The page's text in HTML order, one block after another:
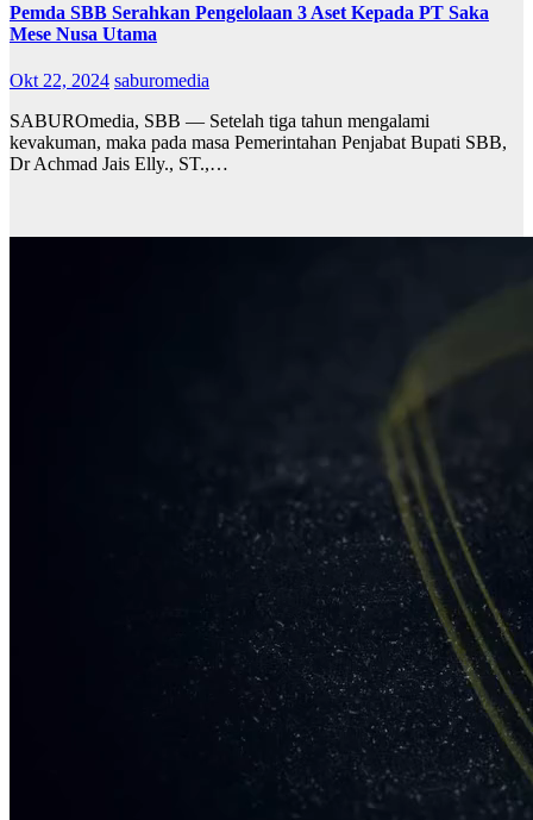
Pemda SBB Serahkan Pengelolaan 3 Aset Kepada PT Saka
Mese Nusa Utama
Okt 22, 2024 saburomedia
SABUROmedia, SBB — Setelah tiga tahun mengalami
kevakuman, maka pada masa Pemerintahan Penjabat Bupati SBB,
Dr Achmad Jais Elly., ST.,…